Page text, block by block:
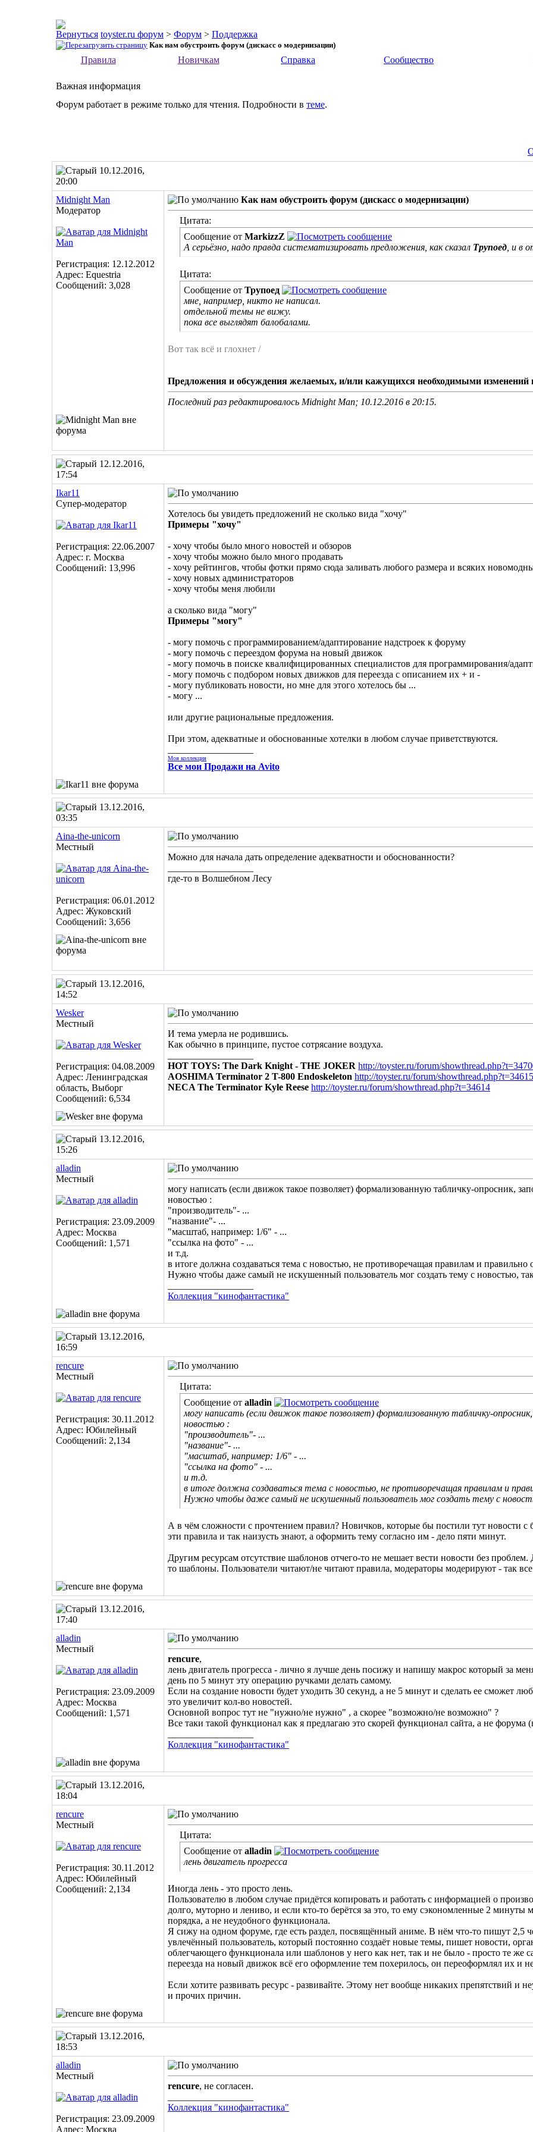
toyster.ru форум > Форум > Поддержка
Как нам обустроить форум (дискасс о модернизации)
Правила
Новичкам Справка Сообщество
Важная информация
Форум работает в режиме только для чтения. Подробности в теме.
10.12.2016,
20:00
Midnight Man
Модератор
Регистрация: 12.12.2012
Адрес: Equestria
Сообщений: 3,028
Как нам обустроить форум (дискасс о модернизации)
Цитата:
Сообщение от MarkizzZ
А серьёзно, надо правда систематизировать предложения, как сказал Трупоед , и в
Цитата:
Сообщение от Трупоед
мне, например, никто не написал.
отдельной темы не вижу.
пока все выглядят балобалами.
Вот так всё и глохнет /
Предложения и обсуждения желаемых, и/или кажущихся необходимыми изменений
Последний раз редактировалось Midnight Man; 10.12.2016 в 20:15.
12.12.2016,
17:54
Ikar11
Супер-модератор
Регистрация: 22.06.2007
Адрес: г. Москва
Сообщений: 13,996
Хотелось бы увидеть предложений не сколько вида "хочу"
Примеры "хочу"
- хочу чтобы было много новостей и обзоров
- хочу чтобы можно было много продавать
- хочу рейтингов, чтобы фотки прямо сюда заливать любого размера и всяких
- хочу новых администраторов
- хочу чтобы меня любили
а сколько вида "могу"
Примеры "могу"
- могу помочь с программированием/адаптирование надстроек к форуму
- могу помочь с переездом форума на новый движок
- могу помочь в поиске квалифицированных специалистов для программирования/
- могу помочь с подбором новых движков для переезда с описанием их + и -
- могу публиковать новости, но мне для этого хотелось бы ...
- могу ...
или другие рациональные предложения.
При этом, адекватные и обоснованные хотелки в любом случае приветствуются.
Моя коллекция
Все мои Продажи на Avito
13.12.2016,
03:35
Aina-the-unicorn
Местный
Регистрация: 06.01.2012
Адрес: Жуковский
Сообщений: 3,656
Можно для начала дать определение адекватности и обоснованности?
где-то в Волшебном Лесу
13.12.2016,
14:52
Wesker
Местный
Регистрация: 04.08.2009
Адрес: Ленинградская
область, Выборг
Сообщений: 6,534
И тема умерла не родившись.
Как обычно в принципе, пустое сотрясание воздуха.
HOT TOYS: The Dark Knight - THE JOKER http://toyster.ru/forum/
AOSHIMA Terminator 2 T-800 Endoskeleton http://toyster.ru/forum/showthread.php?t=34615
NECA The Terminator Kyle Reese http://toyster.ru/forum/showthread.php?t=34614
13.12.2016,
15:26
alladin
Местный
Регистрация: 23.09.2009
Адрес: Москва
Сообщений: 1,571
могу написать (если движок такое позволяет) формализованную табличку-опросник,
новостью :
"производитель"- ...
"название"- ...
"масштаб, например: 1/6" - ...
"ссылка на фото" - ...
и т.д.
в итоге должна создаваться тема с новостью, не противоречащая правилам и правильно
Нужно чтобы даже самый не искушенный пользователь мог создать тему с новостью,
Коллекция "кинофантастика"
13.12.2016,
16:59
rencure
Местный
Регистрация: 30.11.2012
Адрес: Юбилейный
Сообщений: 2,134
Цитата:
Сообщение от alladin
могу написать (если движок такое позволяет) формализованную табличку-
новостью :
"производитель"- ...
"название"- ...
"масштаб, например: 1/6" - ...
"ссылка на фото" - ...
и т.д.
в итоге должна создаваться тема с новостью, не противоречащая правилам и
Нужно чтобы даже самый не искушенный пользователь мог создать тему с
А в чём сложности с прочтением правил? Новичков, которые бы постили тут новости с
эти правила и так наизусть знают, а оформить тему согласно им - дело пяти минут.
Другим ресурсам отсутствие шаблонов отчего-то не мешает вести новости без
то шаблоны. Пользователи читают/не читают правила, модераторы модерируют - так
13.12.2016,
17:40
alladin
Местный
Регистрация: 23.09.2009
Адрес: Москва
Сообщений: 1,571
rencure,
лень двигатель прогресса - лично я лучше день посижу и напишу макрос который за
день по 5 минут эту операцию ручками делать самому.
Если на создание новости будет уходить 30 секунд, а не 5 минут и сделать ее сможет
это увеличит кол-во новостей.
Основной вопрос тут не "нужно/не нужно" , а скорее "возможно/не возможно" ?
Все таки такой функционал как я предлагаю это скорей функционал сайта, а не форума
Коллекция "кинофантастика"
13.12.2016,
18:04
rencure
Местный
Регистрация: 30.11.2012
Адрес: Юбилейный
Сообщений: 2,134
Цитата:
Сообщение от alladin
лень двигатель прогресса
Иногда лень - это просто лень.
Пользователю в любом случае придётся копировать и работать с информацией о
долго, муторно и лениво, и если кто-то берётся за это, то ему сэкономленные 2
порядка, а не неудобного функционала.
Я сижу на одном форуме, где есть раздел, посвящённый аниме. В нём что-то пишут 2,5
увлечённый пользователь, который постоянно создаёт новые темы, пишет новости,
облегчающего функционала или шаблонов у него как нет, так и не было - просто те же
переезда на новый движок всё его оформление тем похерилось, он переоформлял их и
Если хотите развивать ресурс - развивайте. Этому нет вообще никаких препятствий и
и прочих причин.
13.12.2016,
18:53
alladin
Местный
Регистрация: 23.09.2009
Адрес: Москва
rencure, не согласен.
Коллекция "кинофантастика"